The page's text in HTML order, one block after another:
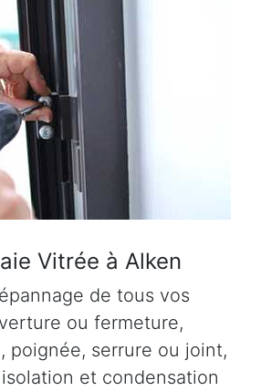
Vitrée à Alken
de tous vos
ou fermeture,
poignée, serrure ou joint,
et condensation